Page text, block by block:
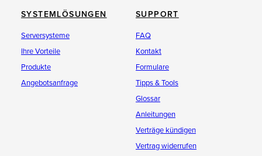
SYSTEMLÖSUNGEN
Serversysteme
Ihre Vorteile
Produkte
Angebotsanfrage
SUPPORT
FAQ
Kontakt
Formulare
Tipps & Tools
Glossar
Anleitungen
Verträge kündigen
Vertrag widerrufen